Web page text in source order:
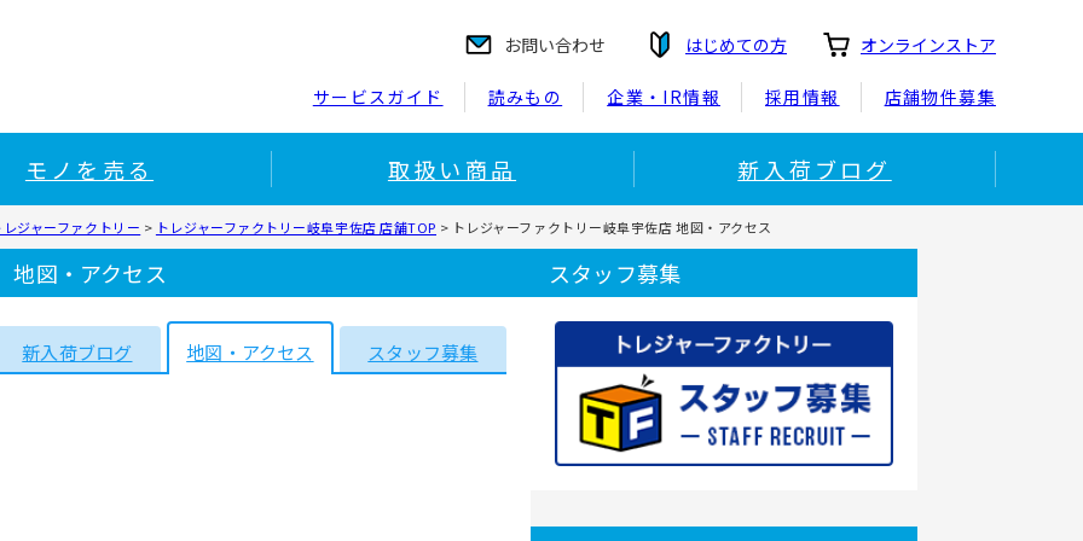
お問い合わせ はじめての方 オンラインストア
サービスガイド 読みもの 企業・IR情報 採用情報 店舗物件募集
モノを売る 取扱い商品 新入荷ブログ
ジャーファクトリー > トレジャーファクトリー岐阜宇佐店 店舗TOP > トレジャーファクトリー岐阜宇佐店 地図・アクセス
図・アクセス
新入荷ブログ 地図・アクセス スタッフ募集
スタッフ募集